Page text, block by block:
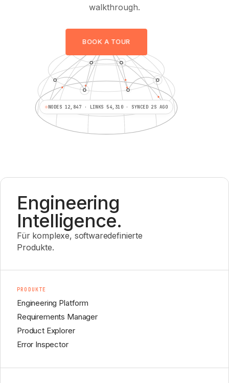
walkthrough.
NODES 12,847 · LINKS 54,310 · SYNCED 2S AGO
BOOK A TOUR
Engineering
Intelligence.
Für komplexe, softwaredefinierte
Produkte.
PRODUKTE
Engineering Platform
Requirements Manager
Product Explorer
Error Inspector